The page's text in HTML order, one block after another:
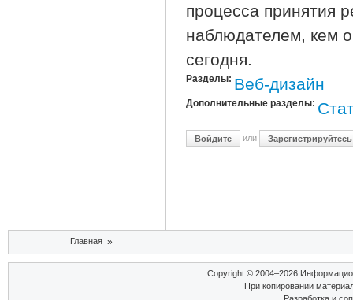
процесса принятия
наблюдателем, кем
сегодня.
Разделы: Веб-дизайн
Дополнительные разделы:
Войдите или Зарегистрируйтесь
Главная »
Copyright © 2004–2026
При копировании